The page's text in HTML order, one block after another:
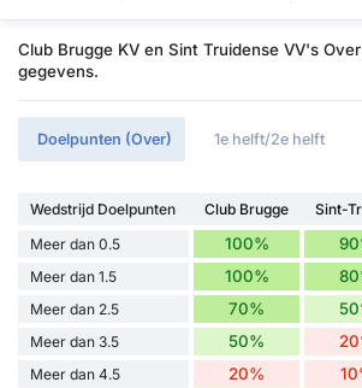
Club Brugge KV en Sint Truidense VV's
gegevens.
Doelpunten (Over) 1e helft/2e helft
Wedstrijd Doelpunten Club Brugge Sint-
Meer dan 0.5
100%
Meer dan 1.5 100%
Meer dan 2.5 70%
Meer dan 3.5 50%
Meer dan 4.5 20%